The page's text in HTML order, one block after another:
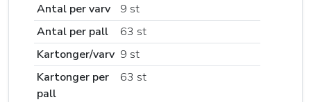
Antal per varv
9 st
Antal per pall
63 st
Kartonger/varv 9 st
Kartonger per
pall
63 st